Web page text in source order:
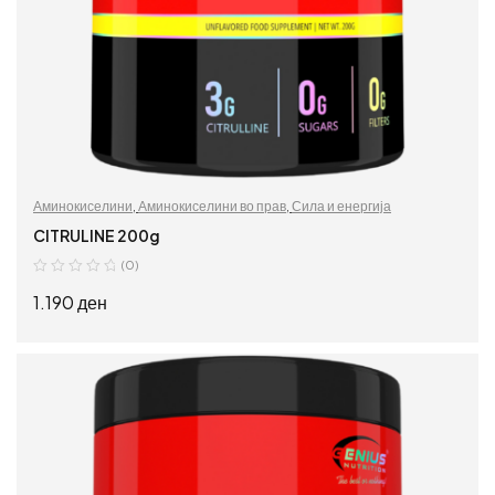
Аминокиселини Аминокиселини во прав Сила и енергија
CITRULINE 200g
(0)
1.190ден